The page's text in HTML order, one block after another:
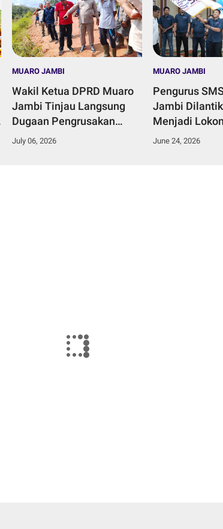
MUARO JAMBI
Wakil Ketua DPRD Muaro
Jambi Tinjau Langsung
Dugaan Pengrusakan
Aliran Sungai di Desa
July 06, 2026
MUARO JAMBI
Pengurus
Jambi
Menjadi
Penggerak
June 24, 2026